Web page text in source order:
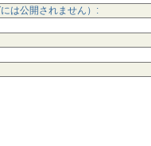
は公開されません）: